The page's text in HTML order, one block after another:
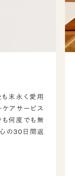
末永く愛用
ケアサービス
も何度でも無
の30日間返